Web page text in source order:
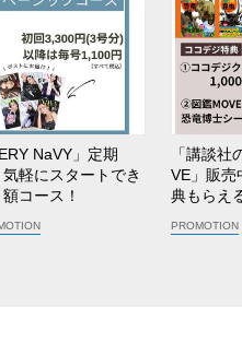
NaVY」定期
軽にスタートでき
コース！
「講談社
VE」販売
典もらえ